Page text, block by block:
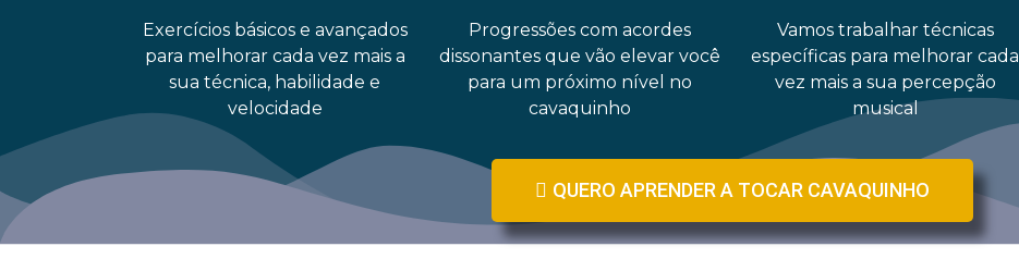
Exercícios básicos e avançados
para melhorar cada vez mais a
sua técnica, habilidade e
velocidade
Progressões com acordes
dissonantes que vão elevar você
para um próximo nível no
cavaquinho
Vamos trabalhar técnicas
específicas para melhorar cada
vez mais a sua percepção
musical
QUERO APRENDER A TOCAR CAVAQUINHO